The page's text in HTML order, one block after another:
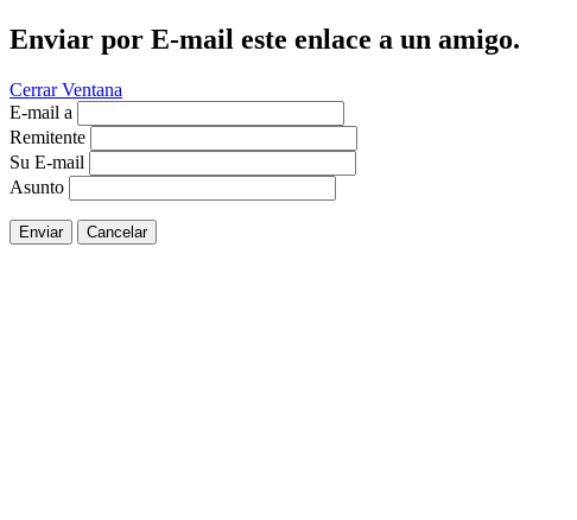
Enviar por E-mail este enlace a un amigo.
Cerrar Ventana
E-mail a
Remitente
Su E-mail
Asunto
Enviar Cancelar